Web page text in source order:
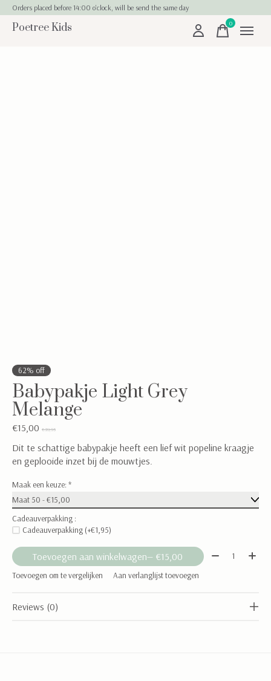
Orders placed before 14:00 o'clock, will be send the same day
Poetree Kids 0items
62% off
Babypakje Light Grey
Melange
€15,00 €39,95
Dit te schattige babypakje heeft een lief wit popeline kraagje
en geplooide inzet bij de mouwtjes.
Maak een keuze: *
Cadeauverpakking :
Cadeauverpakking (+€1,95)
Toevoegen aan winkelwagen — €15,00 Aantal:
Toevoegen om te vergelijken Aan verlanglijst toevoegen
Reviews (0)